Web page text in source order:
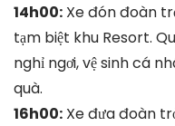
14h00: Xe đón đoàn
tạm biệt khu Resort.
nghỉ ngơi, vệ sinh cá
quà.
16h00: Xe đưa đoàn